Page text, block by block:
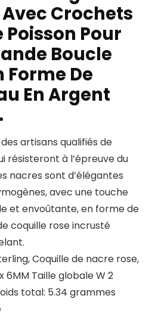
Crochets
Poisson Pour
Boucle
Forme De
En Argent
artisans qualifiés de
résisteront à l’épreuve du
nacres sont d’élégantes
avec une touche
et envoûtante, en forme de
coquille rose incrusté
Coquille de nacre rose,
6MM Taille globale W 2
total: 5.34 grammes